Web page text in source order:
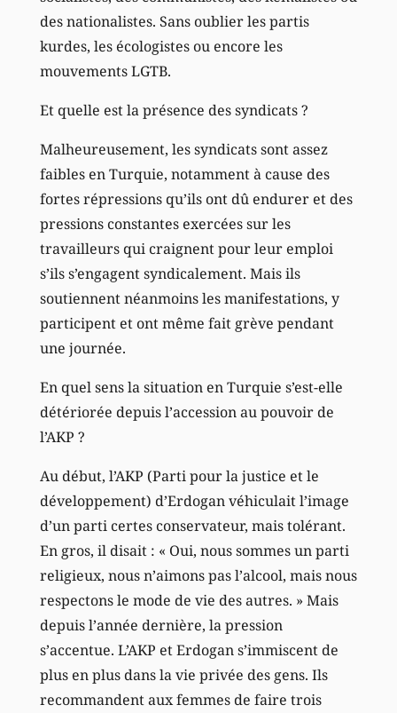
des nationalistes. Sans oublier les partis
kurdes, les écologistes ou encore les
mouvements LGTB.
Et quelle est la présence des syndicats ?
Malheureusement, les syndicats sont assez
faibles en Turquie, notamment à cause des
fortes répressions qu’ils ont dû endurer et des
pressions constantes exercées sur les
travailleurs qui craignent pour leur emploi
s’ils s’engagent syndicalement. Mais ils
soutiennent néanmoins les manifestations, y
participent et ont même fait grève pendant
une journée.
En quel sens la situation en Turquie s’est-elle
détériorée depuis l’accession au pouvoir de
l’AKP ?
Au début, l’AKP (Parti pour la justice et le
développement) d’Erdogan véhiculait l’image
d’un parti certes conservateur, mais tolérant.
En gros, il disait : « Oui, nous sommes un parti
religieux, nous n’aimons pas l’alcool, mais nous
respectons le mode de vie des autres. » Mais
depuis l’année dernière, la pression
s’accentue. L’AKP et Erdogan s’immiscent de
plus en plus dans la vie privée des gens. Ils
recommandent aux femmes de faire trois